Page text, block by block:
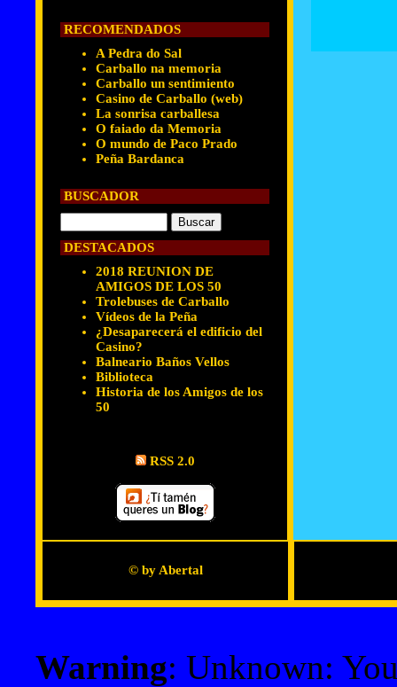
RECOMENDADOS
A Pedra do Sal
Carballo na memoria
Carballo un sentimiento
Casino de Carballo (web)
La sonrisa carballesa
O faiado da Memoria
O mundo de Paco Prado
Peña Bardanca
BUSCADOR
DESTACADOS
2018 REUNION DE
AMIGOS DE LOS 50
Trolebuses de Carballo
Vídeos de la Peña
¿Desaparecerá el edificio del
Casino?
Balneario Baños Vellos
Biblioteca
Historia de los Amigos de los
50
RSS 2.0
© by Abertal
Warning: Unknown: